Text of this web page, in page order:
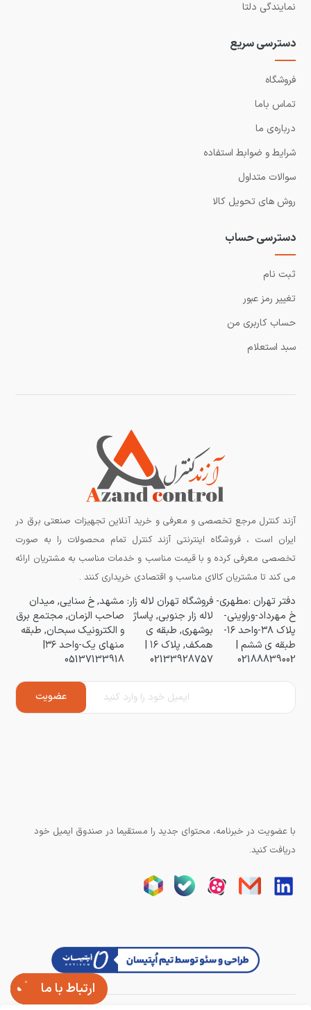
ارتباط با ما
نمایندگی دلتا
دسترسی سریع
فروشگاه
تماس باما
درباره‌ی ما
شرایط و ضوابط استفاده
سوالات متداول
روش های تحویل کالا
دسترسی حساب
ثبت نام
تغییر رمز عبور
حساب کاربری من
سبد استعلام
آزند کنترل مرجع تخصصی و معرفی و خرید آنلاین تجهیزات صنعتی برق در
ایران است ، فروشگاه اینترنتی آزند کنترل تمام محصولات را به صورت
تخصصی معرفی کرده و با قیمت مناسب و خدمات مناسب به مشتریان ارائه
می کند تا مشتریان کالای مناسب و اقتصادی خریداری کنند .
دفتر تهران :مطهری-
خ مهرداد-وراوینی-
پلاک ۳۸-واحد ۱۶-
طبقه ی ششم |
02188839002
فروشگاه تهران لاله زار:
لاله زار جنوبی, پاساژ
بوشهری, طبقه ی
همکف, پلاک ۱۶ |
02133928757
مشهد, خ سنایی, میدان
صاحب الزمان, مجتمع برق
و الکترونیک سبحان, طبقه
منهای یک-واحد ۳۶|
05137133918
با عضویت در خبرنامه، محتوای جدید را مستقیما در صندوق ایمیل خود
دریافت کنید.